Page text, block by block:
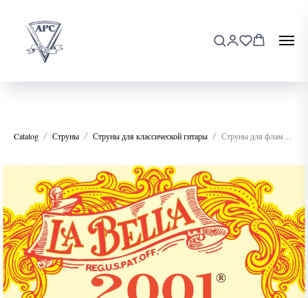
Catalog Струны Струны для классической гитары